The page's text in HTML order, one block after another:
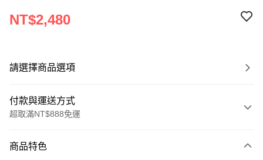
NT$2,480
請選擇商品選項
付款與運送方式
超取滿NT$888免運
信用卡一次付款
商品特色